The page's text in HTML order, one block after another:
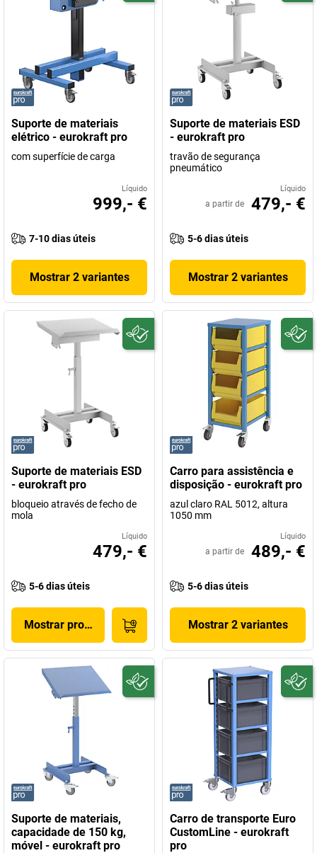
Suporte de materiais
elétrico - eurokraft pro
com superfície de carga
Líquido
999,- €
7-10 dias úteis
Mostrar 2 variantes
Suporte de materiais ESD
- eurokraft pro
travão de segurança
pneumático
Líquido
a partir de 479,- €
5-6 dias úteis
Mostrar 2 variantes
Suporte de materiais ESD
- eurokraft pro
bloqueio através de fecho de
mola
Líquido
479,- €
5-6 dias úteis
Mostrar produto
Carro para assistência e
disposição - eurokraft pro
azul claro RAL 5012, altura
1050 mm
Líquido
a partir de 489,- €
5-6 dias úteis
Mostrar 2 variantes
Suporte de materiais,
capacidade de 150 kg,
móvel - eurokraft pro
Carro de transporte Euro
CustomLine - eurokraft
pro